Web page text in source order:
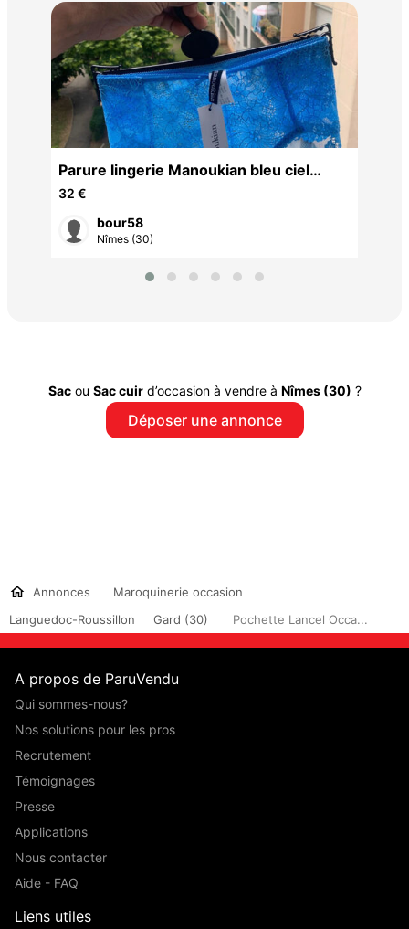
Parure lingerie Manoukian bleu ciel
dentelle NEUVE avec étiquettes 95B +
46/48
32 €
bour58
Nîmes (30)
Sacou Sac cuird’occasion à vendre à Nîmes (30) ?
Déposer une annonce
Annonces
Maroquinerie occasion
Languedoc-Roussillon
Gard (30) Pochette Lancel Occa...
A propos de ParuVendu
Qui sommes-nous?
Nos solutions pour les pros
Recrutement
Témoignages
Presse
Applications
Nous contacter
Aide - FAQ
Liens utiles